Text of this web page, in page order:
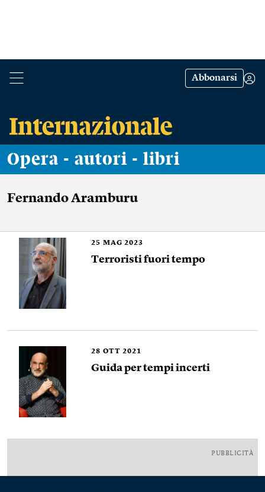
Abbonarsi
Opera - autori - libri
Fernando Aramburu
25 MAG 2023
Terroristi fuori tempo
28 OTT 2021
Guida per tempi incerti
PUBBLICITÀ